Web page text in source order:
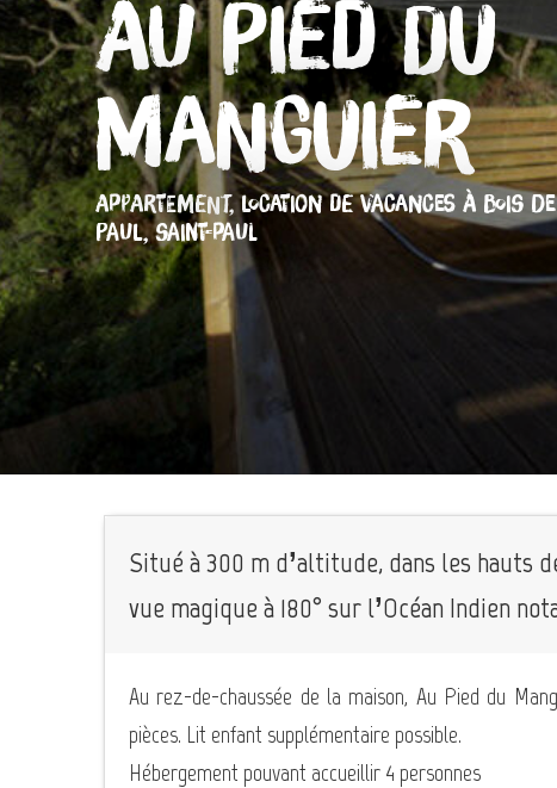
Au Pied du
Manguier
APPARTEMENT,LOCATION DE VACANCES À BOIS
PAUL, SAINT-PAUL
Situé à 300 m d’altitude, dans les hauts
vue magique à 180° sur l’Océan Indien
Au rez-de-chaussée de la maison, Au Pied du
pièces. Lit enfant supplémentaire possible.
Hébergement pouvant accueillir 4 personnes